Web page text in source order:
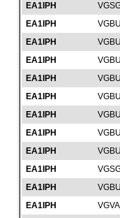
EA1IPH
EA1IPH
EA1IPH
EA1IPH
EA1IPH
EA1IPH
EA1IPH
EA1IPH
EA1IPH
EA1IPH
EA1IPH
EA1IPH